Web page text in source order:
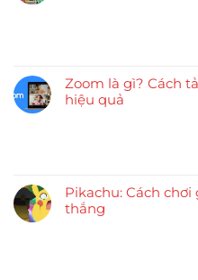
Zoom là gì? Cách
hiệu quả
Pikachu: Cách
thắng